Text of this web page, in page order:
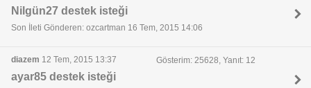
Nilgün27 destek isteği
Son İleti Gönderen: ozcartman 16 Tem, 2015 14:06
diazem 12 Tem, 2015 13:37 Gösterim: 25628, Yanıt: 12
ayar85 destek isteği